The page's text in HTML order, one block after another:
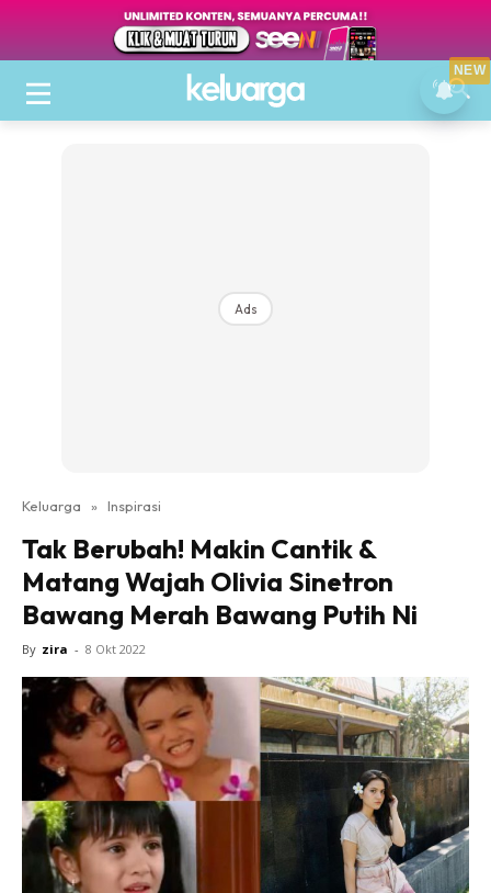
Ads
Keluarga » Inspirasi
Tak Berubah! Makin Cantik &
Matang Wajah Olivia Sinetron
Bawang Merah Bawang Putih Ni
By zira - 8 Okt 2022
NEW